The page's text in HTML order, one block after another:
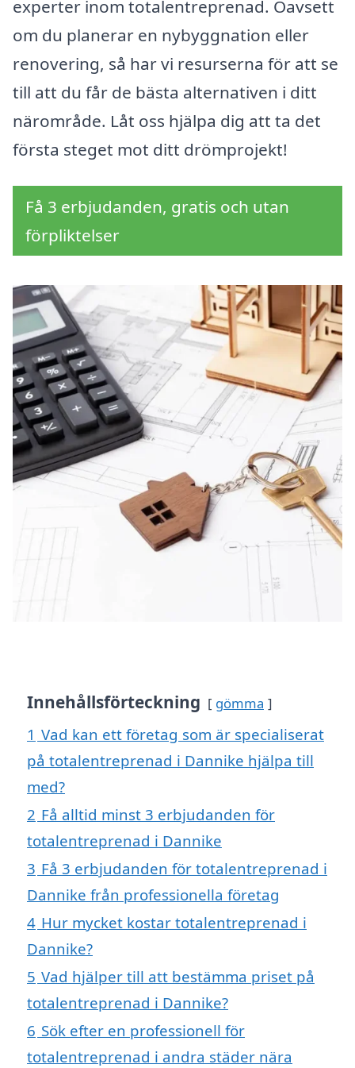
experter inom totalentreprenad. Oavsett
om du planerar en nybyggnation eller
renovering, så har vi resurserna för att se
till att du får de bästa alternativen i ditt
närområde. Låt oss hjälpa dig att ta det
första steget mot ditt drömprojekt!
Få 3 erbjudanden, gratis och utan
förpliktelser
Innehållsförteckning gömma
1 Vad kan ett företag som är specialiserat
på totalentreprenad i Dannike hjälpa till
med?
2 Få alltid minst 3 erbjudanden för
totalentreprenad i Dannike
3 Få 3 erbjudanden för totalentreprenad i
Dannike från professionella företag
4 Hur mycket kostar totalentreprenad i
Dannike?
5 Vad hjälper till att bestämma priset på
totalentreprenad i Dannike?
6 Sök efter en professionell för
totalentreprenad i andra städer nära